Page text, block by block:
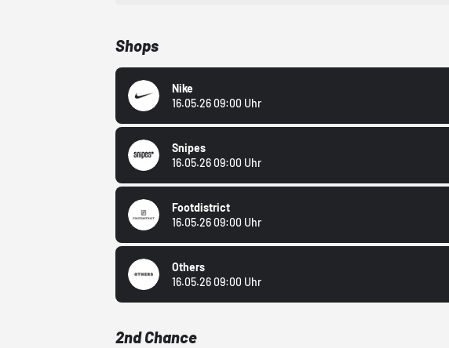
Shops
Nike
16.05.26 09:00 Uhr
Snipes
16.05.26 09:00 Uhr
Footdistrict
16.05.26 09:00 Uhr
Others
16.05.26 09:00 Uhr
2nd Chance